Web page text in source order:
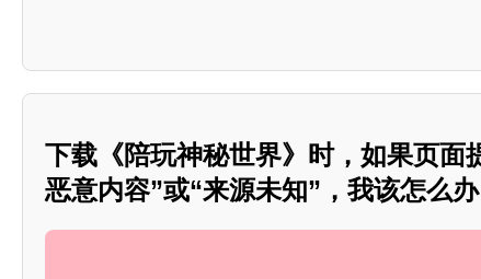
下载《陪玩神秘世界》时，如果页面
恶意内容”或“来源未知”，我该怎么办